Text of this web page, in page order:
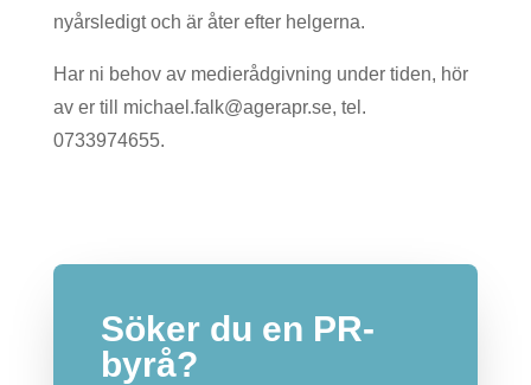
nyårsledigt och är åter efter helgerna.
Har ni behov av medierådgivning under tiden, hör
av er till michael.falk@agerapr.se, tel.
0733974655.
Söker du en PR-
byrå?